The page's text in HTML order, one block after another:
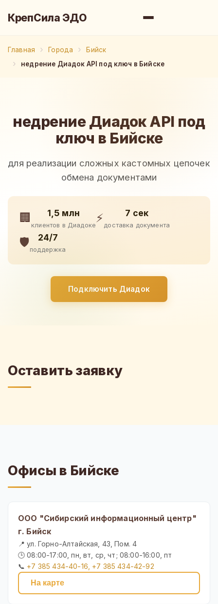
КрепСила ЭДО
Главная Города
Бийск
недрение Диадок API под ключ в Бийске
недрение Диадок API под
ключ в Бийске
для реализации сложных кастомных цепочек
обмена документами
🏢 1,5 млн
клиентов в Диадоке
⚡ 7 сек
доставка документа
🛡️ 24/7
поддержка
Подключить Диадок
Оставить заявку
Офисы в Бийске
ООО "Сибирский информационный центр"
г. Бийск
📍 ул. Горно-Алтайская, 43, Пом. 4
🕒 08:00-17:00, пн, вт, ср, чт; 08:00-16:00, пт
📞 +7 385 434-40-16, +7 385 434-42-92
На карте